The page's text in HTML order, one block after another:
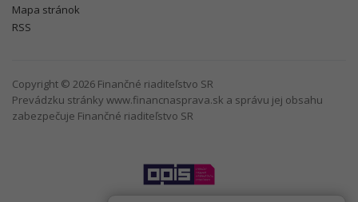
Mapa stránok
RSS
Copyright © 2026 Finančné riaditeľstvo SR
Prevádzku stránky www.financnasprava.sk a správu jej obsahu
zabezpečuje Finančné riaditeľstvo SR